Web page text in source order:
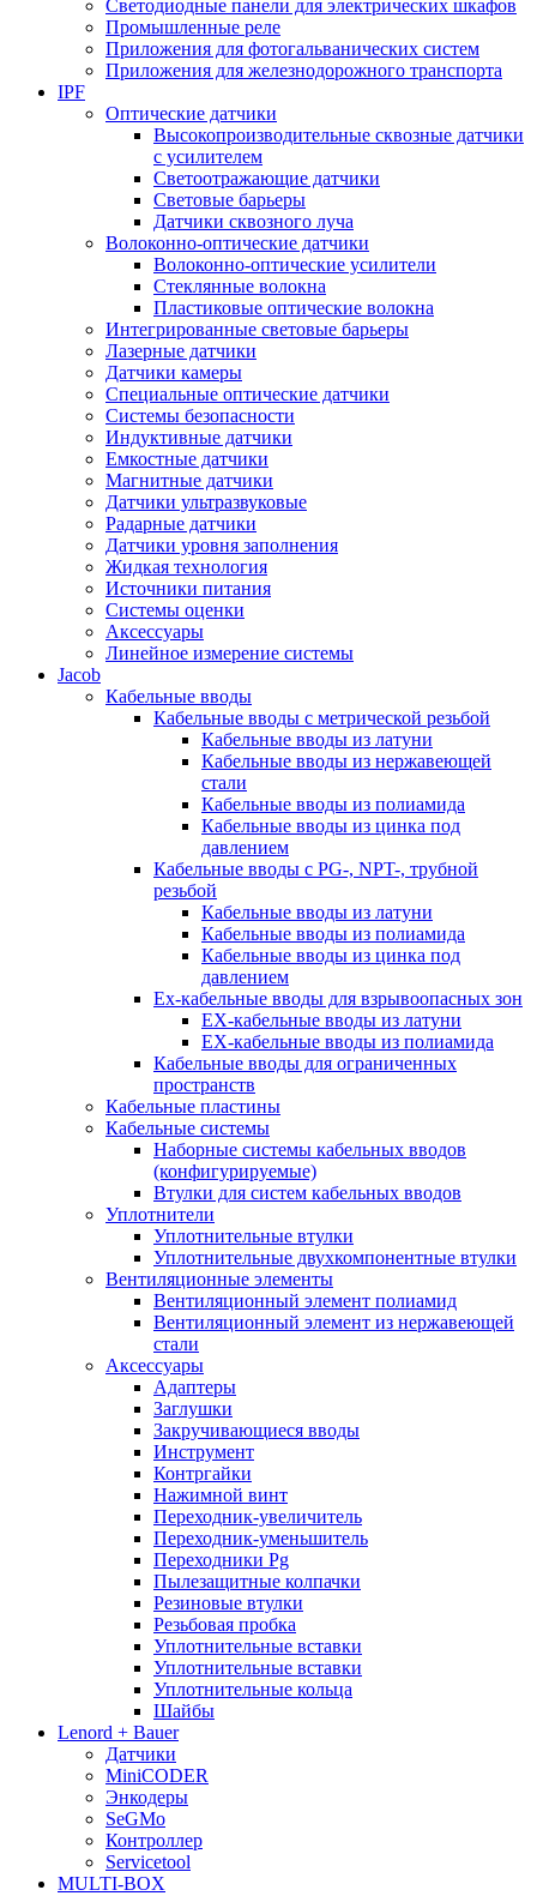
Светодиодные панели для электрических шкафов
Промышленные реле
Приложения для фотогальванических систем
Приложения для железнодорожного транспорта
IPF
Оптические датчики
Высокопроизводительные сквозные датчики
с усилителем
Светоотражающие датчики
Световые барьеры
Датчики сквозного луча
Волоконно-оптические датчики
Волоконно-оптические усилители
Стеклянные волокна
Пластиковые оптические волокна
Интегрированные световые барьеры
Лазерные датчики
Датчики камеры
Специальные оптические датчики
Системы безопасности
Индуктивные датчики
Емкостные датчики
Магнитные датчики
Датчики ультразвуковые
Радарные датчики
Датчики уровня заполнения
Жидкая технология
Источники питания
Системы оценки
Аксессуары
Линейное измерение системы
Jacob
Кабельные вводы
Кабельные вводы c метрической резьбой
Кабельные вводы из латуни
Кабельные вводы из нержавеющей
стали
Кабельные вводы из полиамида
Кабельные вводы из цинка под
давлением
Кабельные вводы c PG-, NPT-, трубной
резьбой
Кабельные вводы из латуни
Кабельные вводы из полиамида
Кабельные вводы из цинка под
давлением
Ex-кабельные вводы для взрывоопасных зон
EX-кабельные вводы из латуни
EX-кабельные вводы из полиамида
Кабельные вводы для ограниченных
пространств
Кабельные пластины
Кабельные системы
Наборные системы кабельных вводов
(конфигурируемые)
Втулки для систем кабельных вводов
Уплотнители
Уплотнительные втулки
Уплотнительные двухкомпонентные втулки
Вентиляционные элементы
Вентиляционный элемент полиамид
Вентиляционный элемент из нержавеющей
стали
Аксессуары
Адаптеры
Заглушки
Закручивающиеся вводы
Инструмент
Контргайки
Нажимной винт
Переходник-увеличитель
Переходник-уменьшитель
Переходники Pg
Пылезащитные колпачки
Резиновые втулки
Резьбовая пробка
Уплотнительные вставки
Уплотнительные вставки
Уплотнительные кольца
Шайбы
Lenord + Bauer
Датчики
MiniCODER
Энкодеры
SeGMo
Контроллер
Servicetool
MULTI-BOX